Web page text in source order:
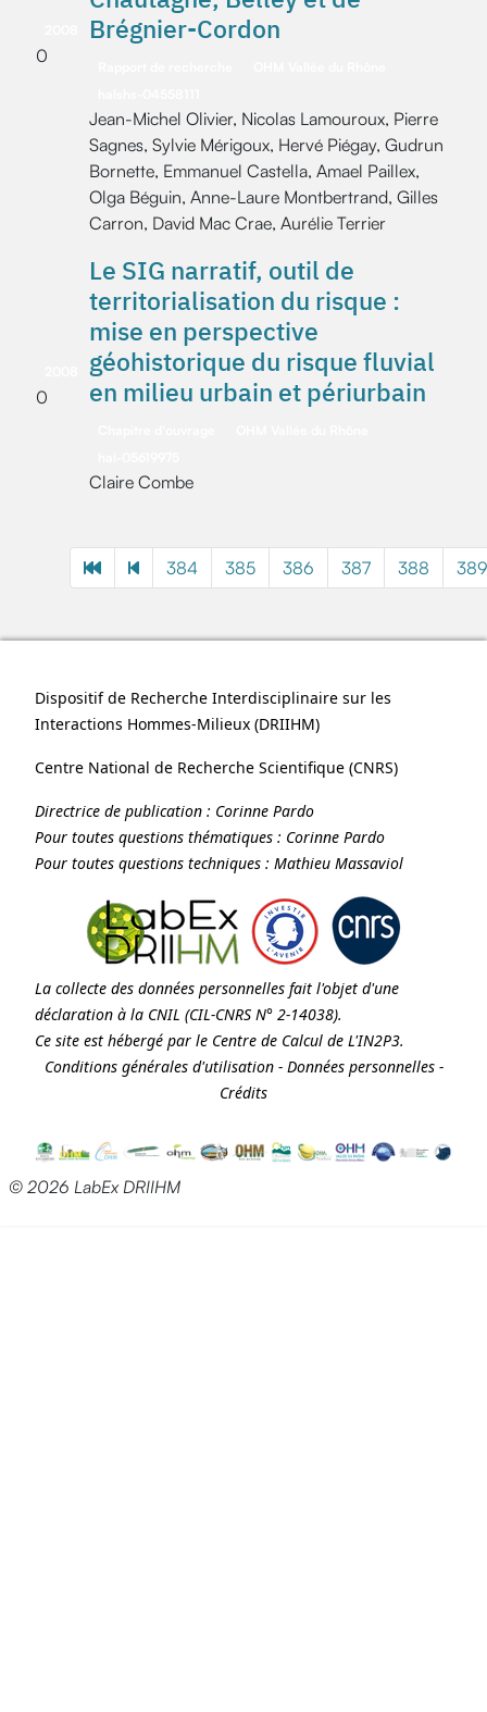
0
Brégnier-Cordon
Jean-Michel Olivier, Nicolas Lamouroux, Pierre
Sagnes, Sylvie Mérigoux, Hervé Piégay, Gudrun
Bornette, Emmanuel Castella, Amael Paillex,
Olga Béguin, Anne-Laure Montbertrand, Gilles
Carron, David Mac Crae, Aurélie Terrier
0
Le SIG narratif, outil de
territorialisation du risque :
mise en perspective
géohistorique du risque fluvial
en milieu urbain et périurbain
Claire Combe
384 385 386 387 388 389
Dispositif de Recherche Interdisciplinaire sur les
Interactions Hommes-Milieux (DRIIHM)
Centre National de Recherche Scientifique (CNRS)
Directrice de publication : Corinne Pardo
Pour toutes questions thématiques : Corinne Pardo
Pour toutes questions techniques : Mathieu Massaviol
La collecte des données personnelles fait l'objet d'une
déclaration à la CNIL (CIL-CNRS N° 2-14038).
Ce site est hébergé par le Centre de Calcul de L'IN2P3.
Conditions générales d'utilisation- Données personnelles-
Crédits
© 2026 LabEx DRIIHM